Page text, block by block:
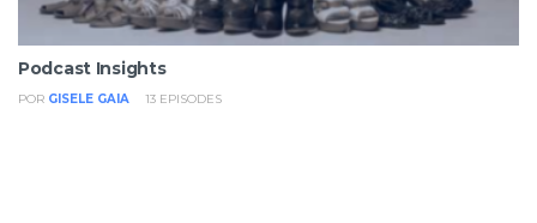
Podcast Insights
POR GISELE GAIA 13 EPISODES